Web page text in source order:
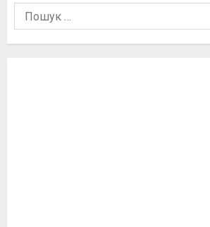
Пошук: